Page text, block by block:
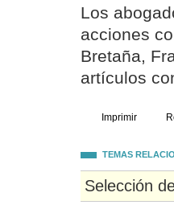
Los
acciones
Bretaña,
artículos
Imprimir
TEMAS
Selección